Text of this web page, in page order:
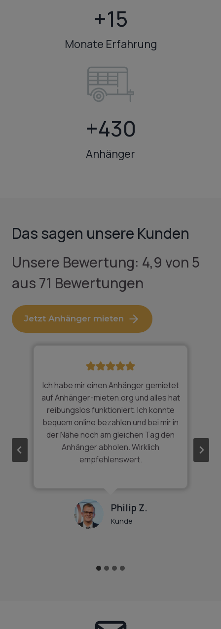
+15
Monate Erfahrung
+430
Anhänger
Das sagen unsere Kunden
Unsere Bewertung: 4,9 von 5
aus 71 Bewertungen
Jetzt Anhänger mieten
Ich habe mir einen Anhänger gemietet
auf Anhänger-mieten.org und alles hat
reibungslos funktioniert. Ich konnte
bequem online bezahlen und bei mir in
der Nähe noch am gleichen Tag den
Anhänger abholen. Wirklich
empfehlenswert.
Philip Z.
Kunde